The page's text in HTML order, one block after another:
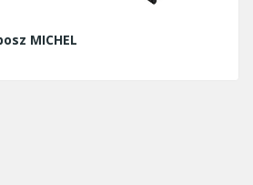
MICHEL